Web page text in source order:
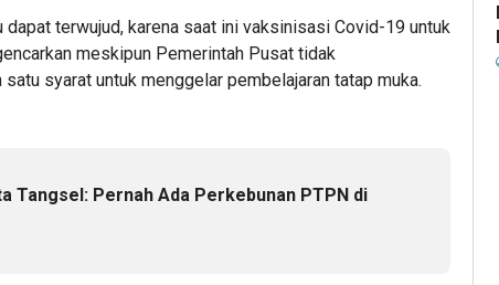
dapat terwujud, karena saat ini vaksinisasi Covid-19 untuk
meskipun Pemerintah Pusat tidak
syarat untuk menggelar pembelajaran tatap muka.
Tangsel: Pernah Ada Perkebunan PTPN di